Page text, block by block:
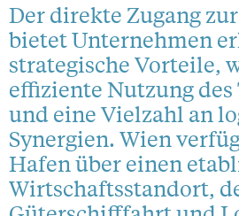
Der direkte Zugang
bietet Unternehmen
strategische Vorteile,
effiziente Nutzung
und eine Vielzahl an
Synergien. Wien
Hafen über einen
Wirtschaftsstandort,